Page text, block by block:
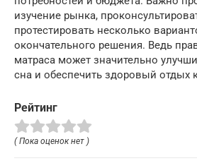
изучение рынка,
протестировать несколько
окончательного решения. Ведь
матраса может значительно
сна и обеспечить здоровый отдых
Рейтинг
( Пока оценок нет )